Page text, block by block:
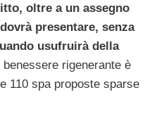
oltre a un assegno
presentare, senza
usufruirà della
rigenerante è
110 spa proposte sparse